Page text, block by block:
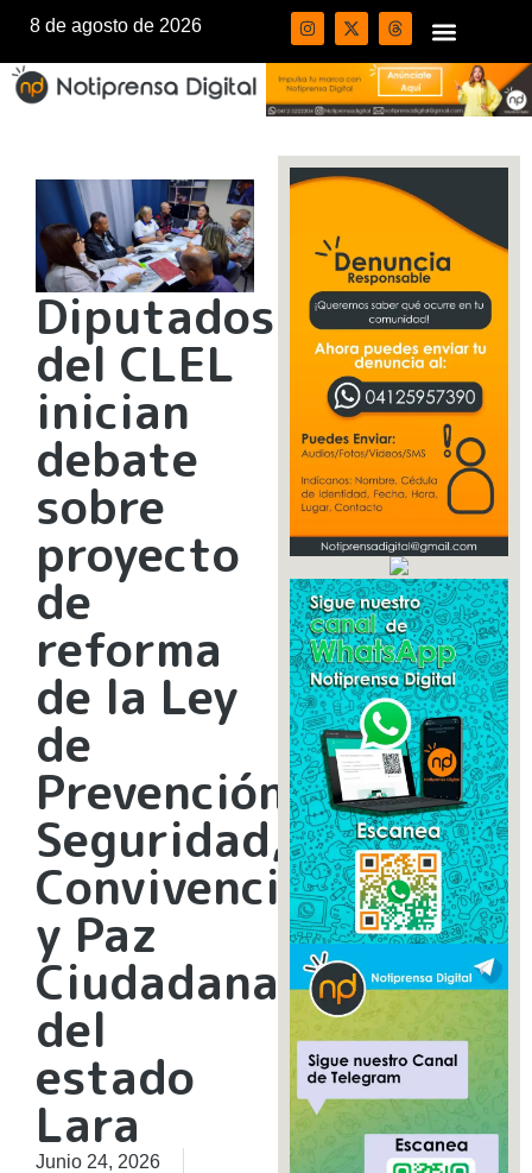
8 de agosto de 2026
Diputados
del CLEL
inician
debate
sobre
proyecto
de
reforma
de la Ley
de
Prevención,
Seguridad,
Convivencia
y Paz
Ciudadana
del
estado
Lara
Junio 24, 2026